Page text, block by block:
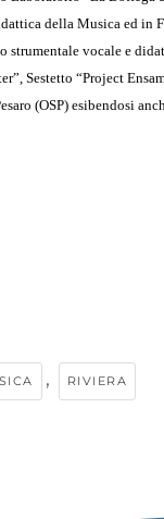
della Musica ed in
strumentale vocale e
Sestetto “Project
(OSP) esibendosi
, RIVIERA